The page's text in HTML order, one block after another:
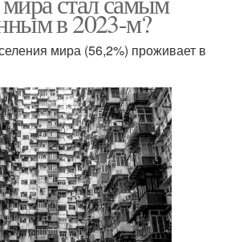
в 2023-м?
мира (56,2%) проживает в